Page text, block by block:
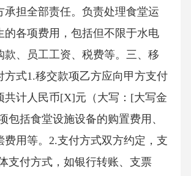
承担全部责任。负责处理食堂运
的各项费用，包括但不限于水电
款、员工工资、税费等。三、移
方式1.移交款项乙方应向甲方支付
共计人民币[X]元（大写：[大写金
包括食堂设施设备的购置费用、
费用等。2.支付方式双方约定，支
支付方式，如银行转账、支票